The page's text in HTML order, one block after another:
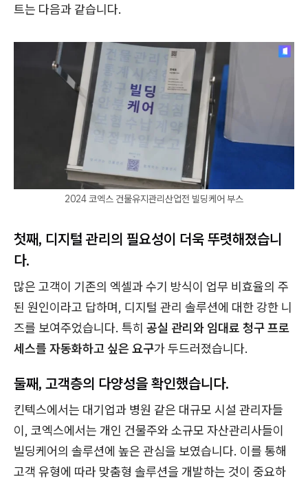
트는 다음과 같습니다.
2024 코엑스 건물유지관리산업전 빌딩케어 부스
첫째, 디지털 관리의 필요성이 더욱 뚜렷해졌습니
다.
많은 고객이 기존의 엑셀과 수기 방식이 업무 비효율의 주
된 원인이라고 답하며, 디지털 관리 솔루션에 대한 강한 니
즈를 보여주었습니다. 특히 공실 관리와 임대료 청구 프로
세스를 자동화하고 싶은 요구가 두드러졌습니다.
둘째, 고객층의 다양성을 확인했습니다.
킨텍스에서는 대기업과 병원 같은 대규모 시설 관리자들
이, 코엑스에서는 개인 건물주와 소규모 자산관리사들이
빌딩케어의 솔루션에 높은 관심을 보였습니다. 이를 통해
고객 유형에 따라 맞춤형 솔루션을 개발하는 것이 중요하